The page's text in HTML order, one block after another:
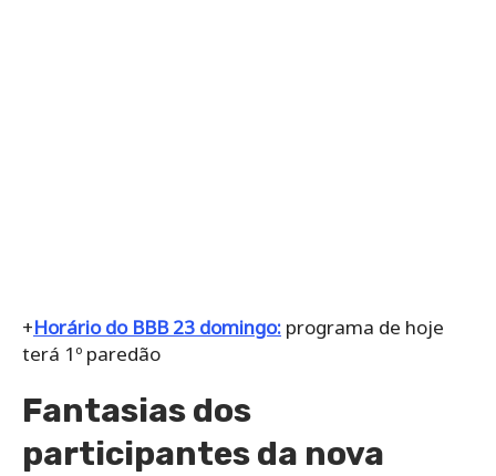
+Horário do BBB 23 domingo: programa de hoje
terá 1º paredão
Fantasias dos
participantes da nova